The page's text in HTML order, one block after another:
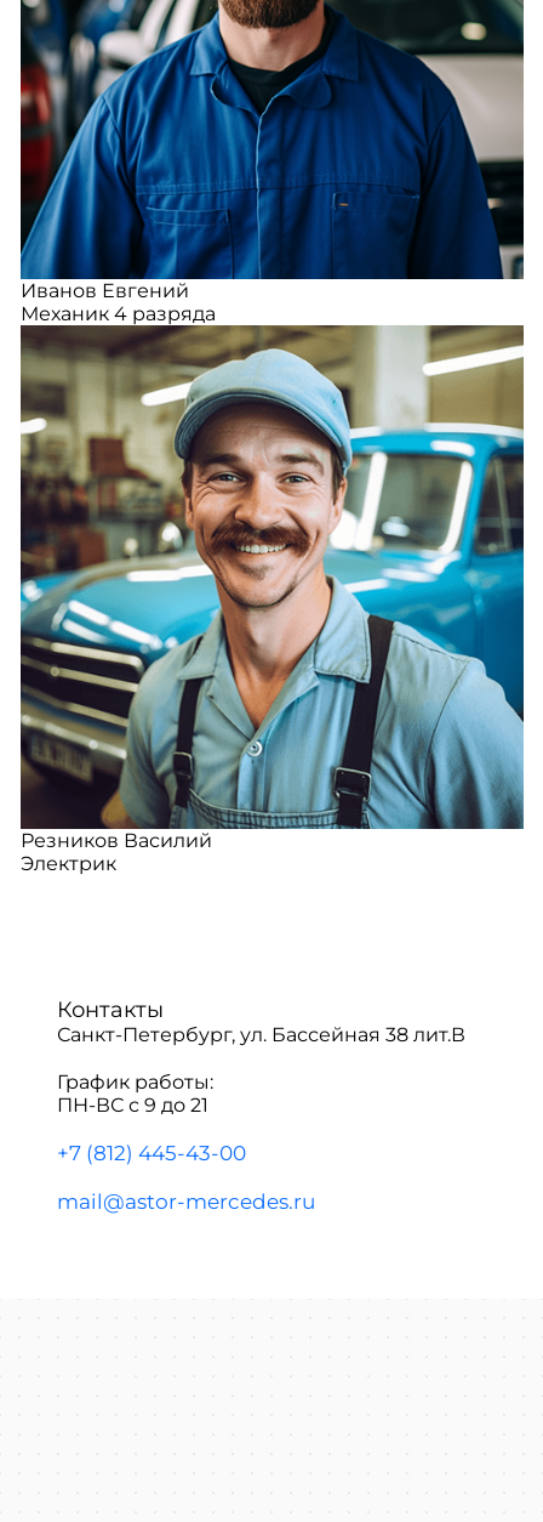
Иванов Евгений
Механик 4 разряда
Резников Василий
Электрик
Контакты
Санкт-Петербург, ул. Бассейная 38 лит.В
График работы:
ПН-ВС с 9 до 21
+7 (812) 445-43-00
mail@astor-mercedes.ru